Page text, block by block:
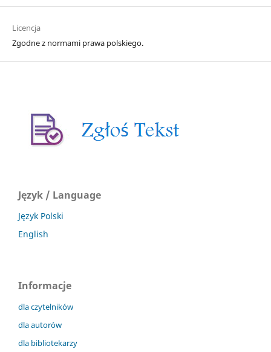
Licencja
Zgodne z normami prawa polskiego.
Język / Language
Język Polski
English
Informacje
dla czytelników
dla autorów
dla bibliotekarzy